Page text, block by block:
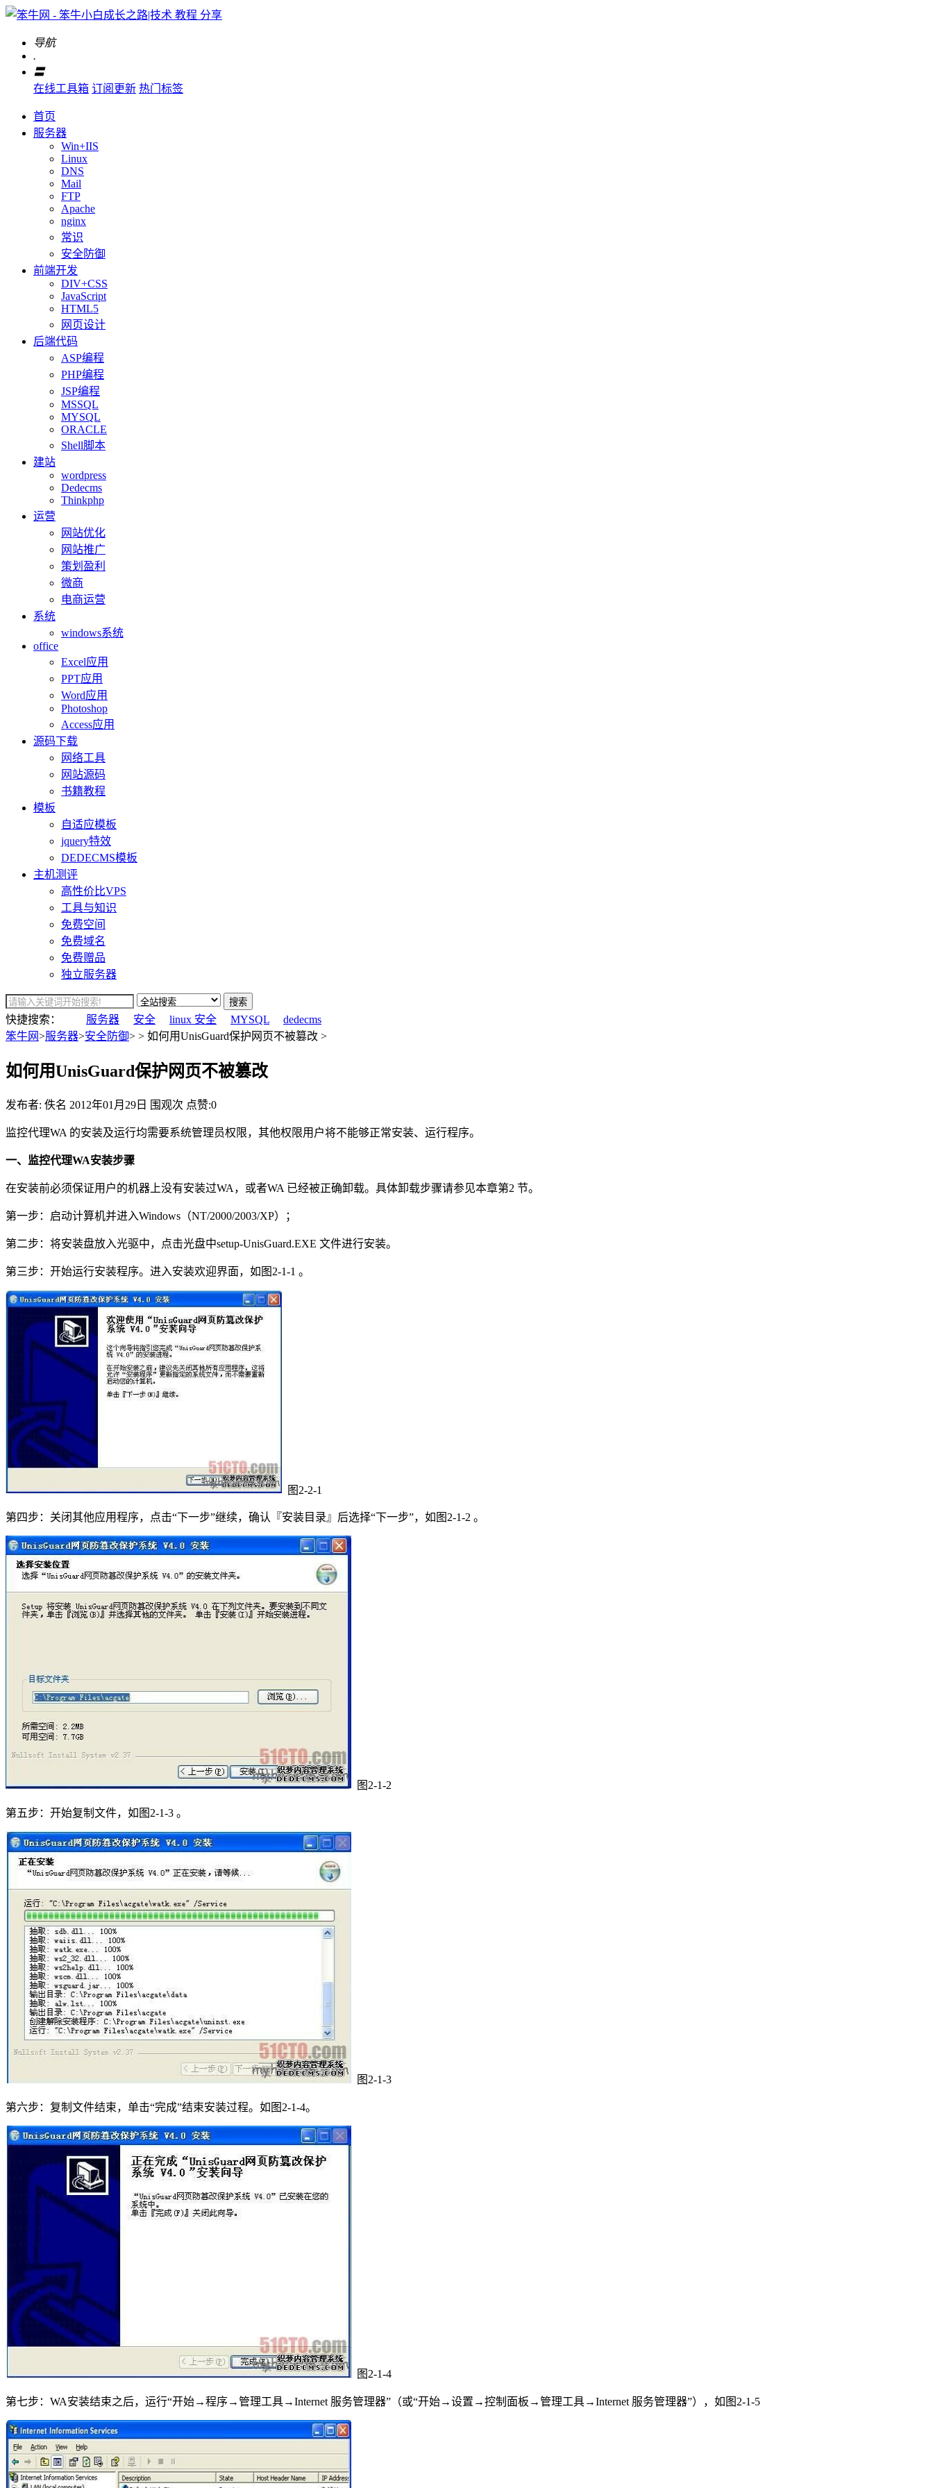
导航
.
〓
在线工具箱 订阅更新 热门标签
首页
服务器
Win+IIS
Linux
DNS
Mail
FTP
Apache
nginx
常识
安全防御
前端开发
DIV+CSS
JavaScript
HTML5
网页设计
后端代码
ASP编程
PHP编程
JSP编程
MSSQL
MYSQL
ORACLE
Shell脚本
建站
wordpress
Dedecms
Thinkphp
运营
网站优化
网站推广
策划盈利
微商
电商运营
系统
windows系统
office
Excel应用
PPT应用
Word应用
Photoshop
Access应用
源码下载
网络工具
网站源码
书籍教程
模板
自适应模板
jquery特效
DEDECMS模板
主机测评
高性价比VPS
工具与知识
免费空间
免费域名
免费赠品
独立服务器
搜索
快捷搜索： 服务器 安全 linux 安全 MYSQL
dedecms
笨牛网>服务器>安全防御> > 如何用UnisGuard保护网页不被篡改 >
如何用UnisGuard保护网页不被篡改
发布者: 佚名 2012年01月29日 围观次 点赞:0
监控代理WA 的安装及运行均需要系统管理员权限，其他权限用户将不能够正常安装、运行程序。
一、监控代理WA安装步骤
在安装前必须保证用户的机器上没有安装过WA，或者WA 已经被正确卸载。具体卸载步骤请参见本章第2 节。
第一步：启动计算机并进入Windows（NT/2000/2003/XP）；
第二步：将安装盘放入光驱中，点击光盘中setup-UnisGuard.EXE 文件进行安装。
第三步：开始运行安装程序。进入安装欢迎界面，如图2-1-1 。
图2-2-1
第四步：关闭其他应用程序，点击“下一步”继续，确认『安装目录』后选择“下一步”，如图2-1-2 。
图2-1-2
第五步：开始复制文件，如图2-1-3 。
图2-1-3
第六步：复制文件结束，单击“完成”结束安装过程。如图2-1-4。
图2-1-4
第七步：WA安装结束之后，运行“开始→程序→管理工具→Internet 服务管理器”（或“开始→设置→控制面板→管理工具→Internet 服务管理器”），如图2-1-5